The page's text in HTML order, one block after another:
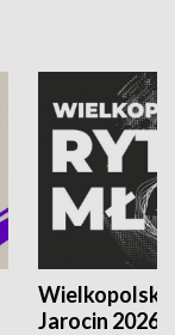
Jarocin 2026